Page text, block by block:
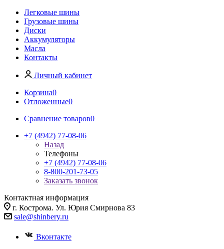
Легковые шины
Грузовые шины
Диски
Аккумуляторы
Масла
Контакты
Личный кабинет
Корзина0
Отложенные0
Сравнение товаров0
+7 (4942) 77-08-06
Назад
Телефоны
+7 (4942) 77-08-06
8-800-201-73-05
Заказать звонок
Контактная информация
г. Кострома. Ул. Юрия Смирнова 83
sale@shinbery.ru
Вконтакте